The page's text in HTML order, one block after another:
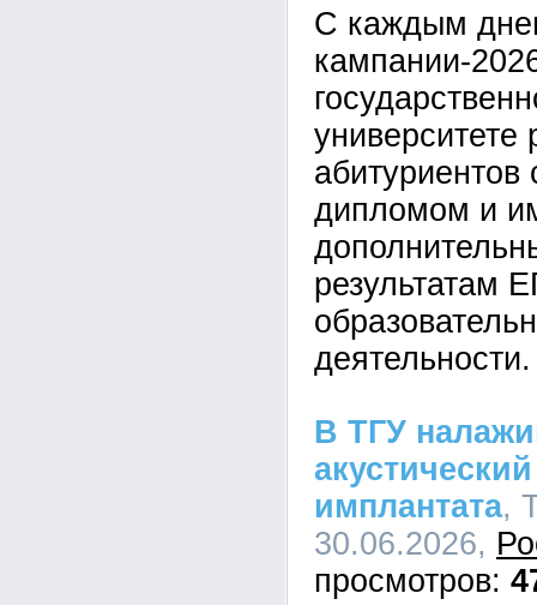
С каждым
кампании-
университете
дипломом и
результатам
деятельности.
В ТГУ
имплантата,
30.06.2026,